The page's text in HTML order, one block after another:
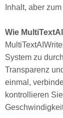
Inhalt, aber
Wie
System zu
Transparenz
einmal,
kontrollieren